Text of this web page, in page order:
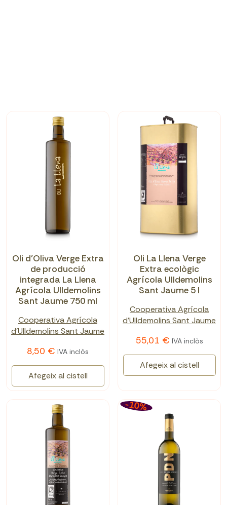
Oli d'Oliva Verge Extra
de producció
integrada La Llena
Agrícola Ulldemolins
Sant Jaume 750 ml
Cooperativa Agrícola
d'Ulldemolins Sant Jaume
8,50 € IVA inclòs
Afegeix al cistell
Oli La Llena Verge
Extra ecològic
Agrícola Ulldemolins
Sant Jaume 5 l
Cooperativa Agrícola
d'Ulldemolins Sant Jaume
55,01 € IVA inclòs
Afegeix al cistell
-10%